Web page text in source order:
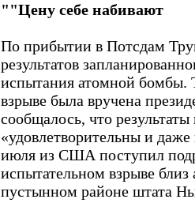
""Цену себе набивают
По прибытии в Потсдам
результатов
испытания атомной бомбы.
взрыве была вручена
сообщалось, что
«удовлетворительны и
июля из США поступил
испытательном взрыве
пустынном районе штата